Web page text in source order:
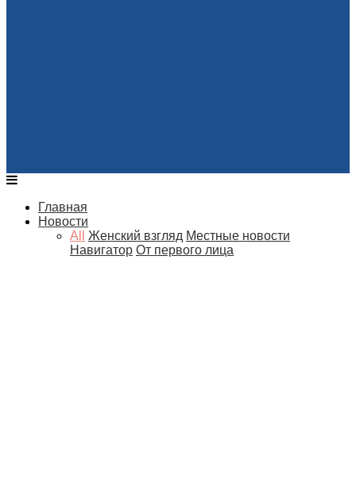
Главная
Новости
All
Женский взгляд Местные новости
Навигатор От первого лица